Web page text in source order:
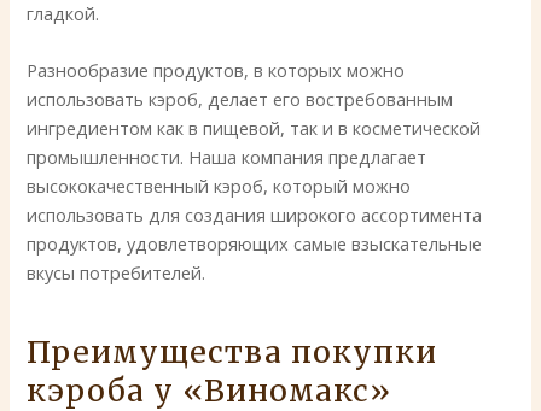
гладкой.
Разнообразие продуктов, в которых можно
использовать кэроб, делает его востребованным
ингредиентом как в пищевой, так и в косметической
промышленности. Наша компания предлагает
высококачественный кэроб, который можно
использовать для создания широкого ассортимента
продуктов, удовлетворяющих самые взыскательные
вкусы потребителей.
Преимущества покупки
кэроба у «Виномакс»